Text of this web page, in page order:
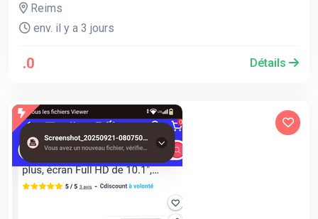
Reims
env. il y a 3 jours
.0 Détails